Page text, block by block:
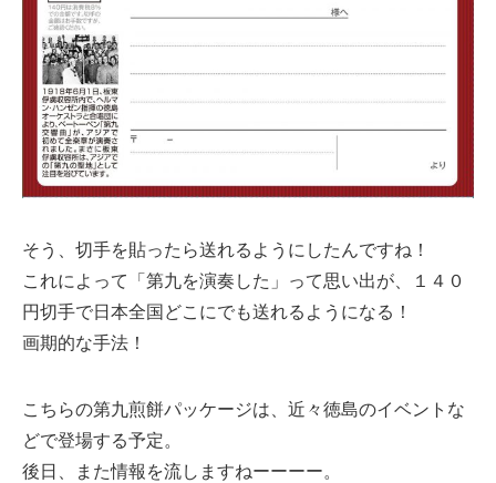
そう、切手を貼ったら送れるようにしたんですね！
これによって「第九を演奏した」って思い出が、１４０
円切手で日本全国どこにでも送れるようになる！
画期的な手法！
こちらの第九煎餅パッケージは、近々徳島のイベントな
どで登場する予定。
後日、また情報を流しますねーーーー。